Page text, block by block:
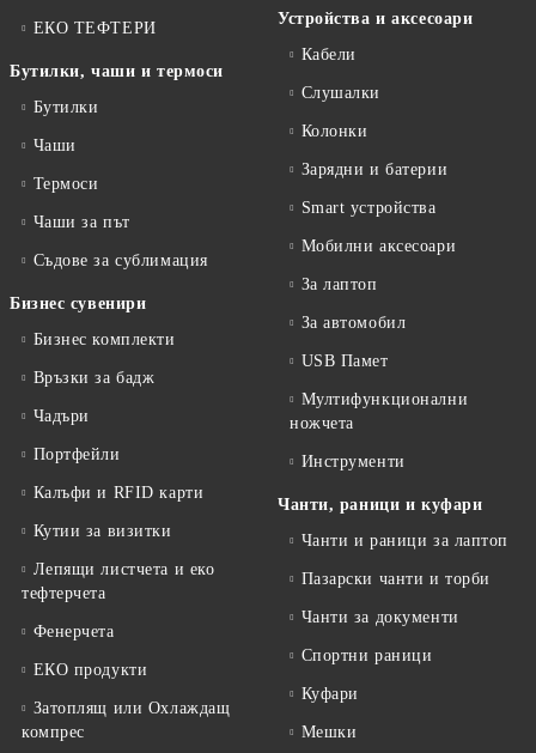
ЕКО ТЕФТЕРИ
Бутилки, чаши и термоси
Бутилки
Чаши
Термоси
Чаши за път
Съдове за сублимация
Бизнес сувенири
Бизнес комплекти
Връзки за бадж
Чадъри
Портфейли
Калъфи и RFID карти
Кутии за визитки
Лепящи листчета и еко
тефтeрчета
Фенерчета
ЕКО продукти
Затоплящ или Охлаждащ
компрес
Устройства и аксесоари
Кабели
Слушалки
Колонки
Зарядни и батерии
Smart устройства
Мобилни аксесоари
За лаптоп
За автомобил
USB Памет
Мултифункционални
ножчета
Инструменти
Чанти, раници и куфари
Чанти и раници за лаптоп
Пазарски чанти и торби
Чанти за документи
Спортни раници
Куфари
Мешки